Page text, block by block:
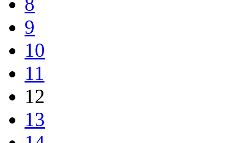
9
10
11
12
13